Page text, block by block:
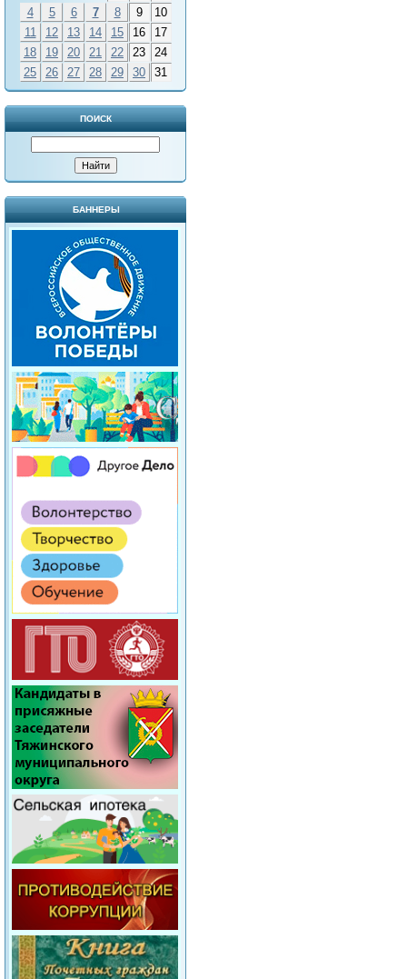
4
5 6 7 8 9
10
11
12 13 14 15 16
17
18
19 20 21 22 23
24
25
26 27 28 29 30 31
ПОИСК
БАННЕРЫ